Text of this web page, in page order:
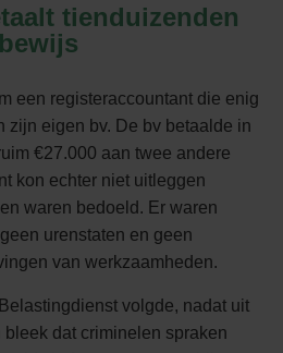
tienduizenden
een registeraccountant die enig
zijn eigen bv. De bv betaalde in
€27.000 aan twee andere
kon echter niet uitleggen
waren bedoeld. Er waren
urenstaten en geen
van werkzaamheden.
volgde, nadat uit
dat criminelen spraken